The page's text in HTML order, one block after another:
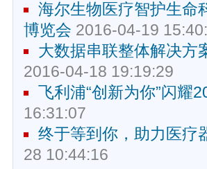
海尔生物医疗智护生命
博览会 2016-04-19
大数据串联整体解决方
2016-04-18 19:19:29
飞利浦“创新为你”闪耀
16:31:07
终于等到你，助力医疗
28 10:44:16